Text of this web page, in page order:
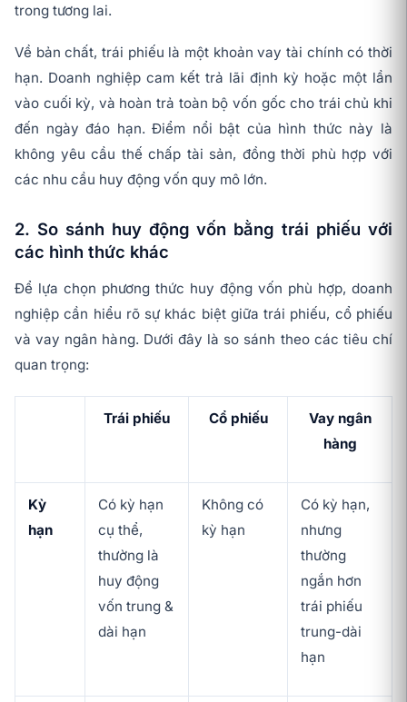
trong tương lai.
Về bản chất, trái phiếu là một khoản vay tài chính có thời
hạn. Doanh nghiệp cam kết trả lãi định kỳ hoặc một lần
vào cuối kỳ, và hoàn trả toàn bộ vốn gốc cho trái chủ khi
đến ngày đáo hạn. Điểm nổi bật của hình thức này là
không yêu cầu thế chấp tài sản, đồng thời phù hợp với
các nhu cầu huy động vốn quy mô lớn.
2. So sánh huy động vốn bằng trái phiếu với
các hình thức khác
Để lựa chọn phương thức huy động vốn phù hợp, doanh
nghiệp cần hiểu rõ sự khác biệt giữa trái phiếu, cổ phiếu
và vay ngân hàng. Dưới đây là so sánh theo các tiêu chí
quan trọng:
Trái phiếu Cổ phiếu
Vay ngân
hàng
Kỳ
hạn
Có kỳ hạn
cụ thể,
thường là
huy động
vốn trung &
dài hạn
Không có
kỳ hạn
Có kỳ hạn,
nhưng
thường
ngắn hơn
trái phiếu
trung-dài
hạn